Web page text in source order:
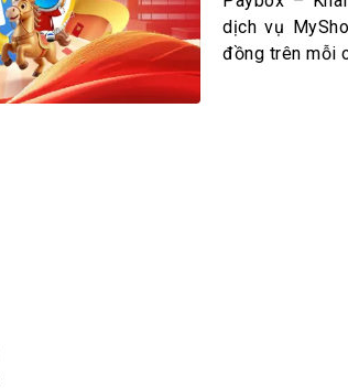
Đấu giá tài sản
Thanh toán –Thẻ
Nhà quản trị
dịch vụ
đồng trên mỗi